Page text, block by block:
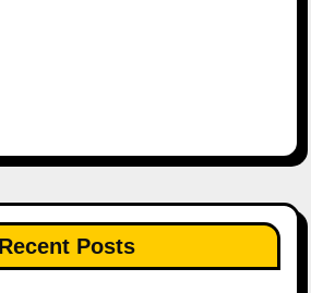
Recent Posts